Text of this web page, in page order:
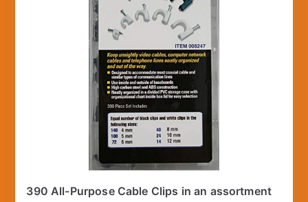
390 All-Purpose Cable Clips in an assortment